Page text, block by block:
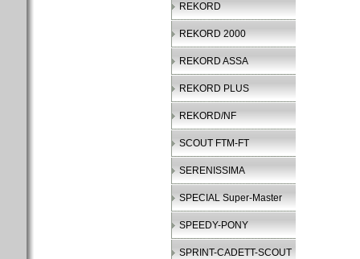
REKORD
REKORD 2000
REKORD ASSA
REKORD PLUS
REKORD/NF
SCOUT FTM-FT
SERENISSIMA
SPECIAL Super-Master
SPEEDY-PONY
SPRINT-CADETT-SCOUT